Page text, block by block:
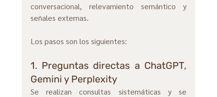
conversacional, relevamiento semántico y
señales externas.
Los pasos son los siguientes:
1. Preguntas directas a ChatGPT,
Gemini y Perplexity
Se realizan consultas sistemáticas y se